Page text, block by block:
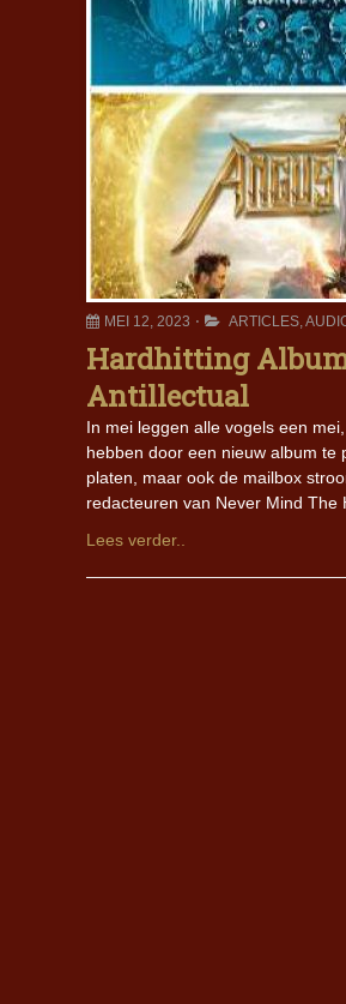
MEI 12, 2023 ARTICLES,
Hardhitting
Antillectual
In mei leggen alle vogels een
hebben door een nieuw album te
platen, maar ook de mailbox
redacteuren van Never Mind The
Lees verder..